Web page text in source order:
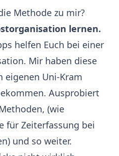
Methode zu mir?
lernen.
helfen Euch bei einer
Mir haben diese
eigenen Uni-Kram
Ausprobiert
(wie
für Zeiterfassung bei
und so weiter.